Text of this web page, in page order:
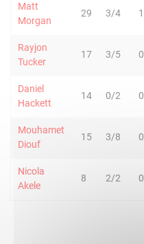
Matt
Morgan
29 3/4
Rayjon
Tucker
17 3/5
Daniel
Hackett
14 0/2
Mouhamet
Diouf
15 3/8
Nicola
Akele
8 2/2